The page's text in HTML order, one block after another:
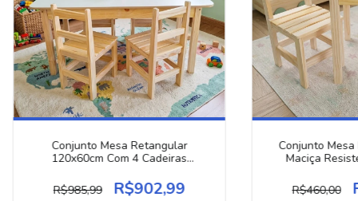
Conjunto Mesa Retangular
120x60cm Com 4 Cadeiras
R$985,99
R$902,99
Conjunto
Maciça
R$460,00